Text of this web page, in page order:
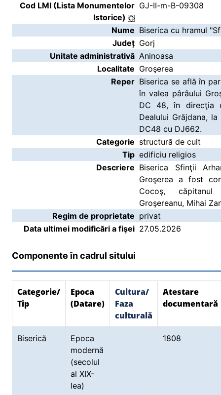
Cod LMI (Lista Monumentelor
Istorice)
GJ-II-m-B-09308
Nume Biserica cu hramul
Județ Gorj
Unitate administrativă Aninoasa
Localitate Groşerea
Reper Biserica se află în
în valea pârâului
DC 48, în direcţia
Dealului Grăjdana,
DC48 cu DJ662.
Categorie structură de cult
Tip edificiu religios
Descriere Biserica Sfinţii
Groşerea a fost
Cocoş, căpitanul
Groşereanu, Mihai
Regim de proprietate privat
Data ultimei modificări a fişei 27.05.2026
Componente în cadrul sitului
Categorie/
Tip
Epoca
(Datare)
Cultura/
Faza
culturală
Atestare
documentară
Biserică
Epoca
modernă
(secolul
al XIX-
lea)
1808